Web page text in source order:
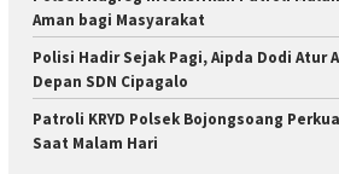
Aman bagi Masyarakat
Polisi Hadir Sejak Pagi, Aipda Dodi Atur
Depan SDN Cipagalo
Patroli KRYD Polsek Bojongsoang
Saat Malam Hari